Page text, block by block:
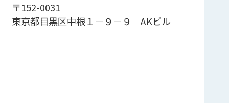
〒152-0031
東京都目黒区中根１－９－９ AKビル